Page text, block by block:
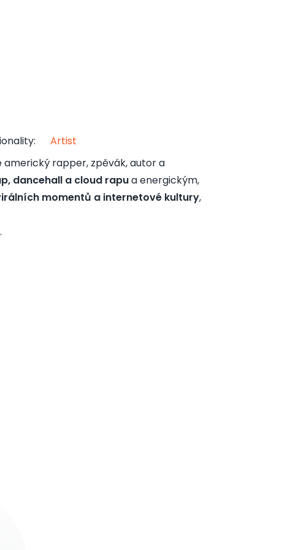
:
Artist
americký rapper, zpěvák, autor a
dancehall a cloud rapua energickým,
momentů a internetové kultury,
.